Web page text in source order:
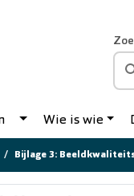
Wie is wie
Bijlage 3: